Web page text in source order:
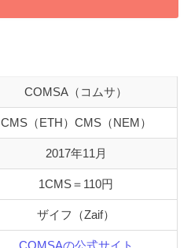
COMSA（コムサ）
CMS（ETH）CMS（NEM）
2017年11月
1CMS＝110円
ザイフ（Zaif）